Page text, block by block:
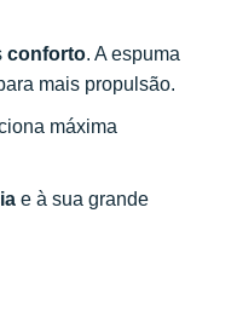
conforto. A espuma
mais propulsão.
máxima
e à sua grande